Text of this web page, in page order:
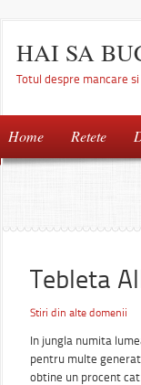
HAI SA
Totul despre mancare
Home Retete
Tebleta
Stiri din alte domenii
In jungla numita
pentru multe
obtine un procent